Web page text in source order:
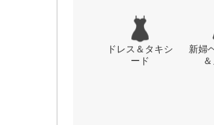
ドレス＆タキシ
ード
新婦